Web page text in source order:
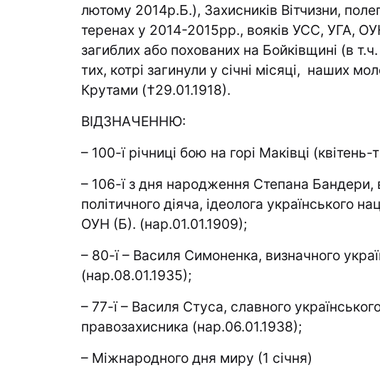
лютому 2014р.Б.), Захисників Вітчизни,
теренах у 2014-2015рр., вояків УСС, УГА,
загиблих або похованих на Бойківщині (в
тих, котрі загинули у січні місяці, наших
Крутами (†29.01.1918).
ВІДЗНАЧЕННЮ:
– 100-ї річниці бою на горі Маківці
– 106-ї з дня народження Степана Бандери,
політичного діяча, ідеолога українського
ОУН (Б). (нар.01.01.1909);
– 80-ї – Василя Симоненка, визначного
(нар.08.01.1935);
– 77-ї – Василя Стуса, славного
правозахисника (нар.06.01.1938);
– Міжнародного дня миру (1 січня)